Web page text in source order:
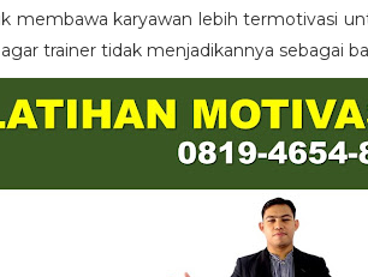
membawa karyawan lebih termotivasi
trainer tidak menjadikannya sebagai